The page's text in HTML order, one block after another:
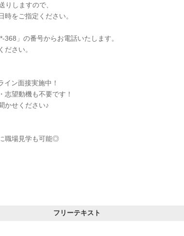
りしますので、
時をご指定ください。
368」の番号からお電話いたします。
ださい。
イン面接実施中！
志望動機も不要です！
かせください♪
職場見学も可能◎
フリーテキスト